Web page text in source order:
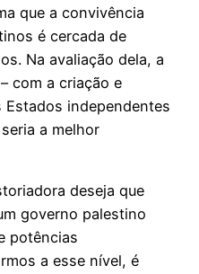
que a convivência
é cercada de
Na avaliação dela, a
com a criação e
independentes
a melhor
deseja que
governo palestino
potências
a esse nível, é